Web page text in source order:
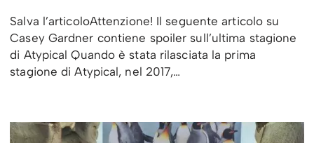
Salva l’articoloAttenzione! Il seguente articolo su
Casey Gardner contiene spoiler sull’ultima stagione
di Atypical Quando è stata rilasciata la prima
stagione di Atypical, nel 2017,…